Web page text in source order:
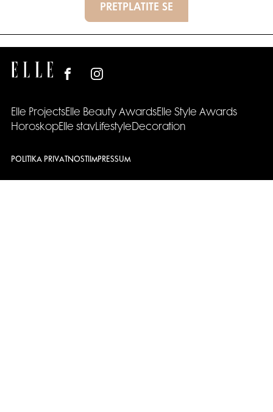
PRETPLATITE SE
Elle ProjectsElle Beauty AwardsElle Style Awards
HoroskopElle stavLifestyleDecoration
POLITIKA PRIVATNOSTI IMPRESSUM